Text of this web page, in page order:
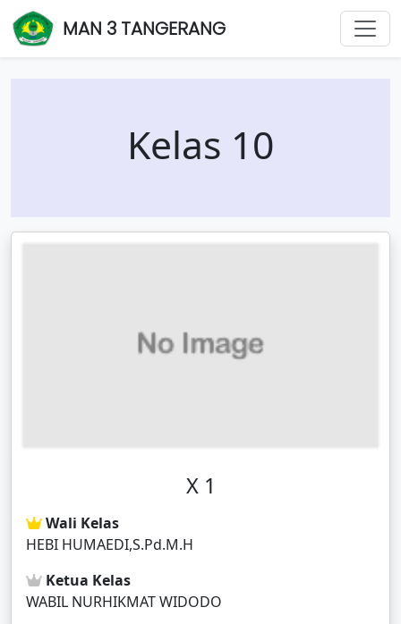
MAN 3 TANGERANG
Kelas 10
X 1
Wali Kelas
HEBI HUMAEDI,S.Pd.M.H
Ketua Kelas
WABIL NURHIKMAT WIDODO